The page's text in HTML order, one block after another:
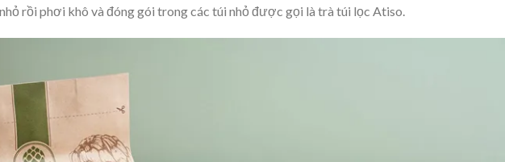
rồi phơi khô và đóng gói trong các túi nhỏ được gọi là trà túi lọc Atiso.